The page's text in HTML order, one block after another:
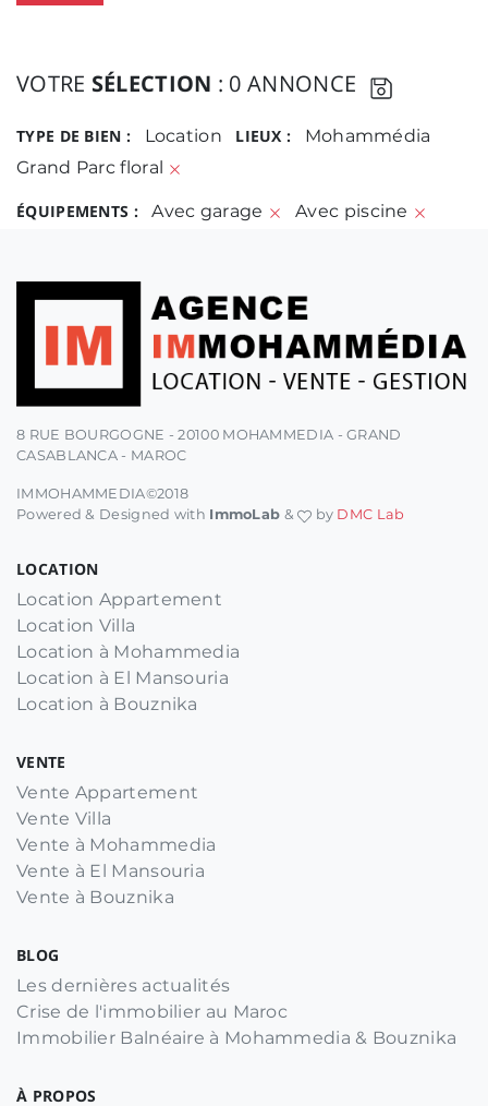
VOTRE SÉLECTION : 0 ANNONCE
TYPE DE BIEN : Location LIEUX :
Mohammédia
Grand Parc floral
ÉQUIPEMENTS : Avec garage Avec piscine
8 RUE BOURGOGNE - 20100 MOHAMMEDIA - GRAND
CASABLANCA - MAROC
IMMOHAMMEDIA©2018
Powered & Designed with ImmoLab & by DMC Lab
LOCATION
Location Appartement
Location Villa
Location à Mohammedia
Location à El Mansouria
Location à Bouznika
VENTE
Vente Appartement
Vente Villa
Vente à Mohammedia
Vente à El Mansouria
Vente à Bouznika
BLOG
Les dernières actualités
Crise de l'immobilier au Maroc
Immobilier Balnéaire à Mohammedia & Bouznika
À PROPOS